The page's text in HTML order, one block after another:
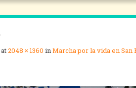
at2048 × 1360 inMarcha por la vida en